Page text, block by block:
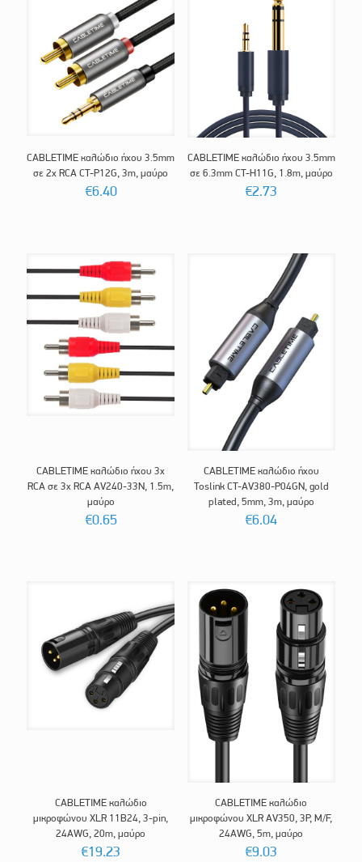
CABLETIME καλώδιο ήχου 3.5mm
σε 2x RCA CT-P12G, 3m, μαύρο
€6.40
CABLETIME καλώδιο ήχου 3.5mm
σε 6.3mm CT-H11G, 1.8m, μαύρο
€2.73
CABLETIME καλώδιο ήχου 3x
RCA σε 3x RCA AV240-33N, 1.5m,
μαύρο
€0.65
CABLETIME καλώδιο ήχου
Toslink CT-AV380-P04GN, gold
plated, 5mm, 3m, μαύρο
€6.04
CABLETIME καλώδιο
μικροφώνου XLR 11B24, 3-pin,
24AWG, 20m, μαύρο
€19.23
CABLETIME καλώδιο
μικροφώνου XLR AV350, 3P, M/F,
24AWG, 5m, μαύρο
€9.03